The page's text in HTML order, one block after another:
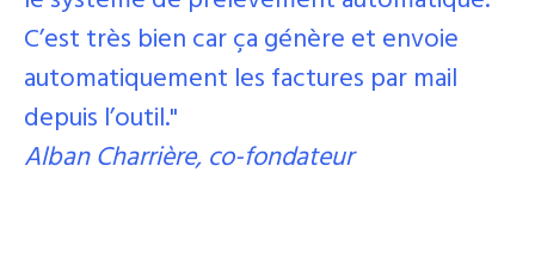
C’est très bien car ça génère et envoie
automatiquement les factures par mail
depuis l’outil."
Alban Charrière, co-fondateur